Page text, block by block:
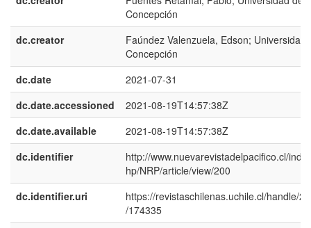
Concepción
dc.creator
Faúndez Valenzuela, Edson; Universidad
Concepción
dc.date
2021-07-31
dc.date.accessioned
2021-08-19T14:57:38Z
dc.date.available
2021-08-19T14:57:38Z
dc.identifier
http://www.nuevarevistadelpacifico.cl/
hp/NRP/article/view/200
dc.identifier.uri
https://revistaschilenas.uchile.cl/handle/
/174335